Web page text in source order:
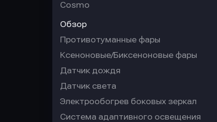
Cosmo
Обзор
Противотуманные фары
Ксеноновые/Биксеноновые фары
Датчик дождя
Датчик света
Электрообогрев боковых зеркал
Система адаптивного освещения